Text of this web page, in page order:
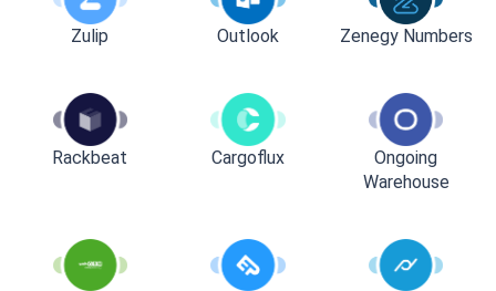
Zulip Outlook Zenegy Numbers
Rackbeat Cargoflux
Ongoing
Warehouse